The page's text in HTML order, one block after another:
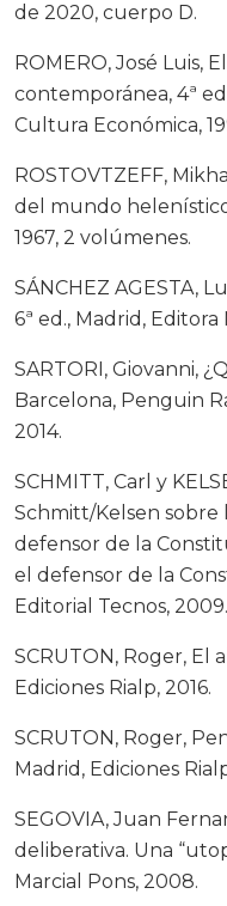
de 2020, cuerpo D.
ROMERO, José Luis,
contemporánea, 4ª
Cultura Económica,
ROSTOVTZEFF,
del mundo
1967, 2 volúmenes.
SÁNCHEZ AGESTA,
6ª ed., Madrid, Editora
SARTORI, Giovanni,
Barcelona, Penguin
2014.
SCHMITT, Carl y
Schmitt/Kelsen sobre
defensor de la
el defensor de la
Editorial Tecnos, 2009.
SCRUTON, Roger, El
Ediciones Rialp, 2016.
SCRUTON, Roger,
Madrid, Ediciones
SEGOVIA, Juan
deliberativa. Una
Marcial Pons, 2008.